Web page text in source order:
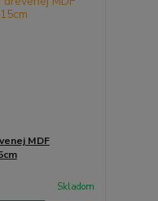
MDF
Skladom